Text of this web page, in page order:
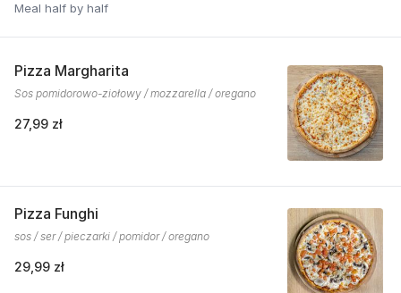
Meal half by half
Pizza Margharita
Sos pomidorowo-ziołowy / mozzarella / oregano
27,99 zł
Pizza Funghi
sos / ser / pieczarki / pomidor / oregano
29,99 zł